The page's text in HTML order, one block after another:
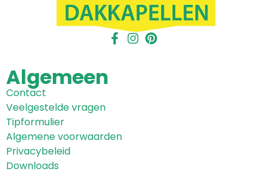
Algemeen
Contact
Veelgestelde vragen
Tipformulier
Algemene voorwaarden
Privacybeleid
Downloads